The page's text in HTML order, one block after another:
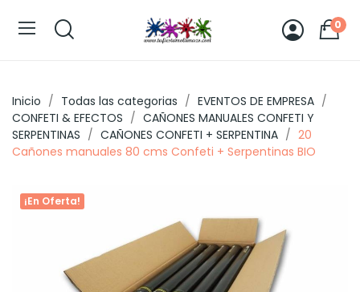
0
Inicio Todas las categorias
EVENTOS DE EMPRESA
CONFETI & EFECTOS
CAÑONES MANUALES CONFETI Y
SERPENTINAS
CAÑONES CONFETI + SERPENTINA
20
Cañones manuales 80 cms Confeti + Serpentinas BIO
¡En Oferta!